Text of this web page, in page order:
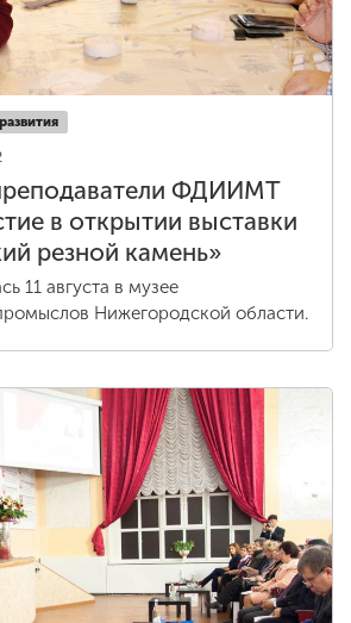
ФДИИМТ
в открытии выставки
резной камень»
11 августа в музее
Нижегородской области.